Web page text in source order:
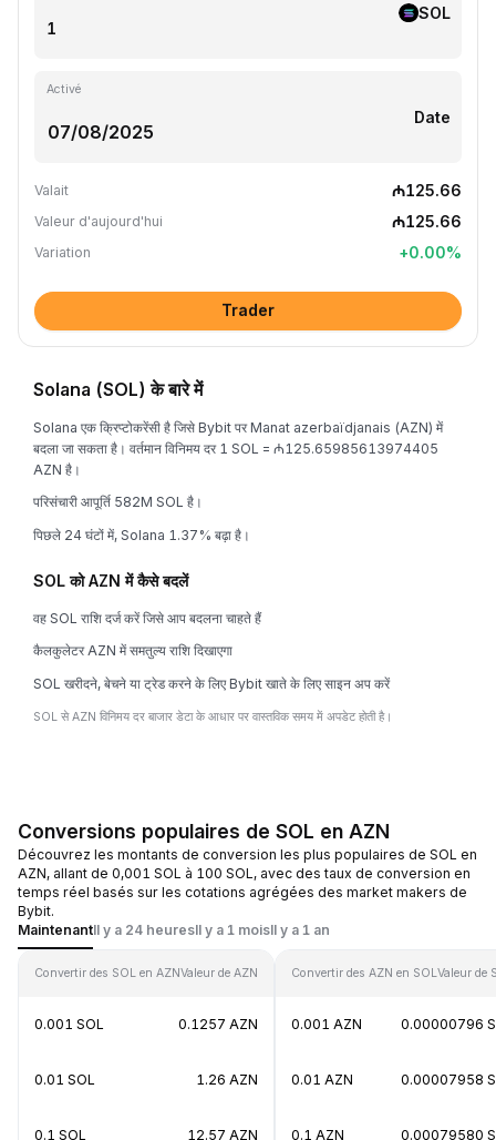
SOL
Activé
Date
Valait ₼125.66
Valeur d'aujourd'hui ₼125.66
Variation +0.00%
Trader
Solana (SOL) के बारे में
Solana एक क्रिप्टोकरेंसी है जिसे Bybit पर Manat azerbaïdjanais (AZN) में
बदला जा सकता है। वर्तमान विनिमय दर 1 SOL = ₼125.65985613974405
AZN है।
परिसंचारी आपूर्ति 582M SOL है।
पिछले 24 घंटों में, Solana 1.37% बढ़ा है।
SOL को AZN में कैसे बदलें
वह SOL राशि दर्ज करें जिसे आप बदलना चाहते हैं
कैलकुलेटर AZN में समतुल्य राशि दिखाएगा
SOL खरीदने, बेचने या ट्रेड करने के लिए Bybit खाते के लिए साइन अप करें
SOL से AZN विनिमय दर बाजार डेटा के आधार पर वास्तविक समय में अपडेट होती है।
Conversions populaires de SOL en AZN
Découvrez les montants de conversion les plus populaires de SOL en
AZN, allant de 0,001 SOL à 100 SOL, avec des taux de conversion en
temps réel basés sur les cotations agrégées des market makers de
Bybit.
MaintenantIl y a 24 heuresIl y a 1 moisIl y a 1 an
Convertir des SOL en AZNValeur de AZN
0.001 SOL 0.1257 AZN
0.01 SOL 1.26 AZN
0.1 SOL 12.57 AZN
Convertir des AZN en SOL Valeur de
0.001 AZN 0.00000796
0.01 AZN 0.00007958
0.1 AZN 0.00079580